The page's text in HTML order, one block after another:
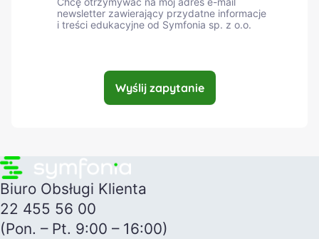
newsletter zawierający przydatne informacje
i treści edukacyjne od Symfonia sp. z o.o.
Biuro Obsługi Klienta
22 455 56 00
(Pon. – Pt. 9:00 – 16:00)